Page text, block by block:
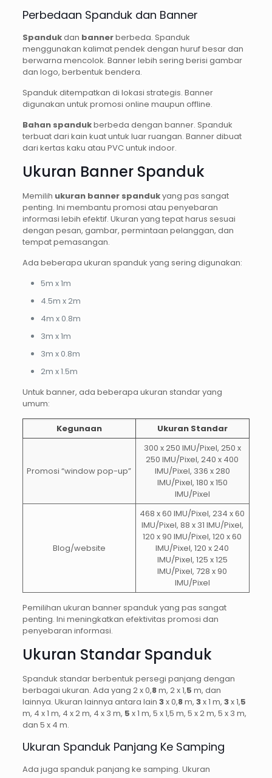
Perbedaan Spanduk dan Banner
Spandukdan bannerberbeda. Spanduk
menggunakan kalimat pendek dengan huruf besar dan
berwarna mencolok. Banner lebih sering berisi gambar
dan logo, berbentuk bendera.
Spanduk ditempatkan di lokasi strategis. Banner
digunakan untuk promosi online maupun offline.
Bahan spandukberbeda dengan banner. Spanduk
terbuat dari kain kuat untuk luar ruangan. Banner dibuat
dari kertas kaku atau PVC untuk indoor.
Ukuran Banner Spanduk
Memilih ukuran banner spandukyang pas sangat
penting. Ini membantu promosi atau penyebaran
informasi lebih efektif. Ukuran yang tepat harus sesuai
dengan pesan, gambar, permintaan pelanggan, dan
tempat pemasangan.
Ada beberapa ukuran spanduk yang sering digunakan:
5m x 1m
4.5m x 2m
4m x 0.8m
3m x 1m
3m x 0.8m
2m x 1.5m
Untuk banner, ada beberapa ukuran standar yang
umum:
Kegunaan Ukuran Standar
Promosi “window pop-up”
300 x 250 IMU/Pixel, 250 x
250 IMU/Pixel, 240 x 400
IMU/Pixel, 336 x 280
IMU/Pixel, 180 x 150
IMU/Pixel
Blog/website
468 x 60 IMU/Pixel, 234 x 60
IMU/Pixel, 88 x 31 IMU/Pixel,
120 x 90 IMU/Pixel, 120 x 60
IMU/Pixel, 120 x 240
IMU/Pixel, 125 x 125
IMU/Pixel, 728 x 90
IMU/Pixel
Pemilihan ukuran banner spanduk yang pas sangat
penting. Ini meningkatkan efektivitas promosi dan
penyebaran informasi.
Ukuran Standar Spanduk
Spanduk standar berbentuk persegi panjang dengan
berbagai ukuran. Ada yang 2 x 0,8m, 2 x 1,5 m, dan
lainnya. Ukuran lainnya antara lain 3x 0,8m, 3x 1 m, 3x 1,5
m, 4 x 1 m, 4 x 2 m, 4 x 3 m, 5 x 1 m, 5 x 1,5 m, 5 x 2 m, 5 x 3 m,
dan 5 x 4 m.
Ukuran Spanduk Panjang Ke Samping
Ada juga spanduk panjang ke samping. Ukuran